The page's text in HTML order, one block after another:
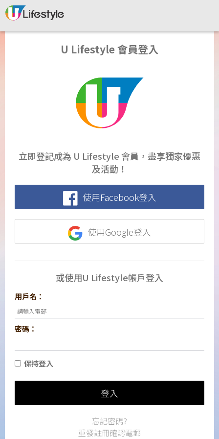
U Lifestyle 會員登入
立即登記成為 U Lifestyle 會員，盡享獨家優惠
及活動！
使用Facebook登入
使用Google登入
或使用U Lifestyle帳戶登入
用戶名：
密碼：
保持登入
登入
忘記密碼?
重發註冊確認電郵